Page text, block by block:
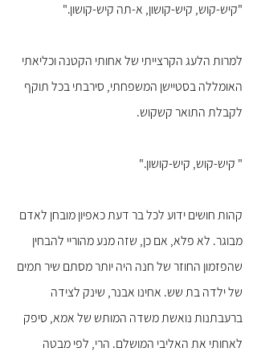
"קיש-קוש, קיש-קושון, א-תה קיש-קושון."
למרות הלעג הקרצייתי של אחותי הקטנה וכליאתי
האומללה בסטיישן המשפחתי, סירבתי בכל תוקף
לקבלת התואר קשקוש.
" קיש-קוש, קיש-קושון."
קהות חושים ידוע לכל בר דעת כאפיון מובחן לאדם
מבוגר. לא פלא, אם כן, שזה מנע מהוריי להבחין
שהפזמון החוזר של חנה היה יותר מסתם שיר תמים
של ילדה בת שש. אחינו אבנר, שינק לצידה
ברעבתנות נואשת משדה המותש של אמא, סיפק
לאחותי את האליבי המושלם. הרי, לפי מבטה